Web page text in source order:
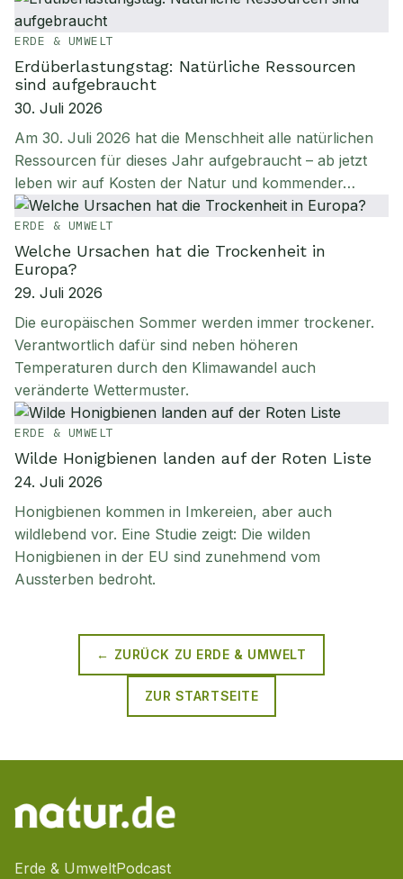
ERDE & UMWELT
Erdüberlastungstag: Natürliche Ressourcen
sind aufgebraucht
30. Juli 2026
Am 30. Juli 2026 hat die Menschheit alle natürlichen
Ressourcen für dieses Jahr aufgebraucht – ab jetzt
leben wir auf Kosten der Natur und kommender…
ERDE & UMWELT
Welche Ursachen hat die Trockenheit in
Europa?
29. Juli 2026
Die europäischen Sommer werden immer trockener.
Verantwortlich dafür sind neben höheren
Temperaturen durch den Klimawandel auch
veränderte Wettermuster.
ERDE & UMWELT
Wilde Honigbienen landen auf der Roten Liste
24. Juli 2026
Honigbienen kommen in Imkereien, aber auch
wildlebend vor. Eine Studie zeigt: Die wilden
Honigbienen in der EU sind zunehmend vom
Aussterben bedroht.
← ZURÜCK ZU ERDE & UMWELT
ZUR STARTSEITE
Erde & UmweltPodcast